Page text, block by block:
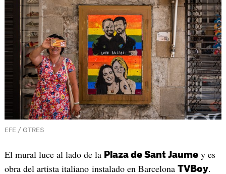
EFE / GTRES
El mural luce al lado de la Plaza de Sant Jaumey es
obra del artista italiano instalado en Barcelona TVBoy.